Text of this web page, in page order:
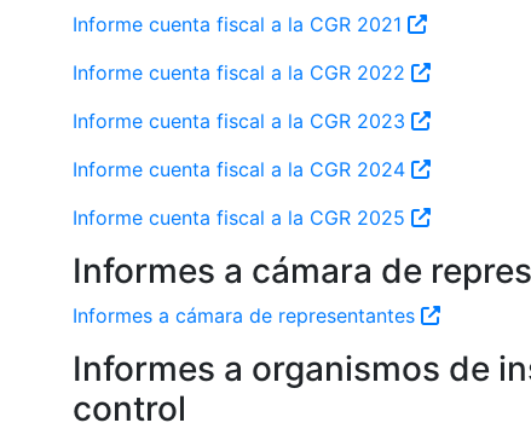
Informe cuenta fiscal a la CGR 2021
Informe cuenta fiscal a la CGR 2022
Informe cuenta fiscal a la CGR 2023
Informe cuenta fiscal a la CGR 2024
Informe cuenta fiscal a la CGR 2025
Informes a cámara de
Informes a cámara de representantes
Informes a organismos de
control